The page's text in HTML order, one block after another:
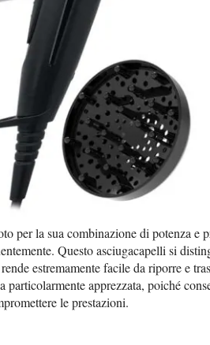
per la sua combinazione di potenza e
Questo asciugacapelli si
estremamente facile da riporre e
apprezzata, poiché
le prestazioni.